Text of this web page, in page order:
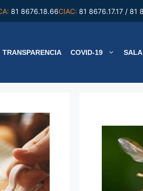
81 8676.18.66CIAC: 81 8676.17.17 / 81
TRANSPARENCIA COVID-19